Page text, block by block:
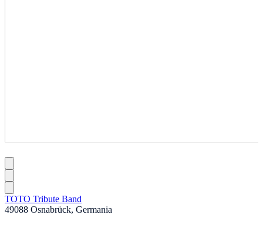
TOTO Tribute Band
49088 Osnabrück, Germania